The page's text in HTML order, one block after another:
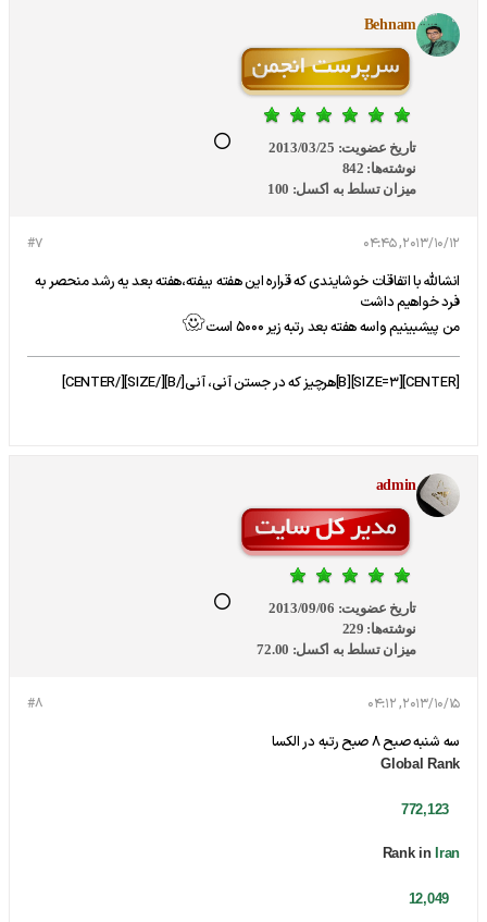
Behnam
تاریخ عضویت: 2013/03/25
نوشته‌ها: 842
میزان تسلط به اکسل: 100
#7 2013/10/12, 04:45
انشالله با اتفاقات خوشایندی که قراره این هفته بیفته،هفته بعد یه رشد منحصر به
فرد خواهیم داشت
من پیشبینیم واسه هفته بعد رتبه زیر 5000 است
[CENTER][SIZE=3][B]هرچیز که در جستن آنی، آنی[/B][/SIZE][/CENTER]
admin
تاریخ عضویت: 2013/09/06
نوشته‌ها: 229
میزان تسلط به اکسل: 72.00
#8 2013/10/15, 04:12
سه شنبه صبح 8 صبح رتبه در الکسا
Global Rank
772,123
Rank in Iran
12,049